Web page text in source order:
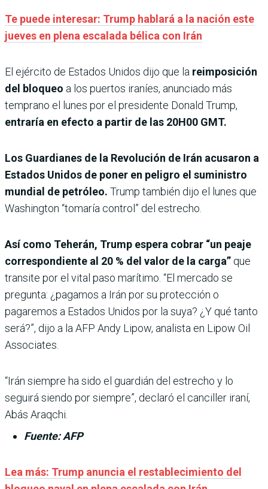
Te puede interesar: Trump hablará a la nación este
jueves en plena escalada bélica con Irán
El ejército de Estados Unidos dijo que la reimposición
del bloqueo a los puertos iraníes, anunciado más
temprano el lunes por el presidente Donald Trump,
entraría en efecto a partir de las 20H00 GMT.
Los Guardianes de la Revolución de Irán acusaron a
Estados Unidos de poner en peligro el suministro
mundial de petróleo. Trump también dijo el lunes que
Washington “tomaría control” del estrecho.
Así como Teherán, Trump espera cobrar “un peaje
correspondiente al 20 % del valor de la carga” que
transite por el vital paso marítimo. “El mercado se
pregunta: ¿pagamos a Irán por su protección o
pagaremos a Estados Unidos por la suya? ¿Y qué tanto
será?”, dijo a la AFP Andy Lipow, analista en Lipow Oil
Associates.
“Irán siempre ha sido el guardián del estrecho y lo
seguirá siendo por siempre”, declaró el canciller iraní,
Abás Araqchi.
Fuente: AFP
Lea más: Trump anuncia el restablecimiento del